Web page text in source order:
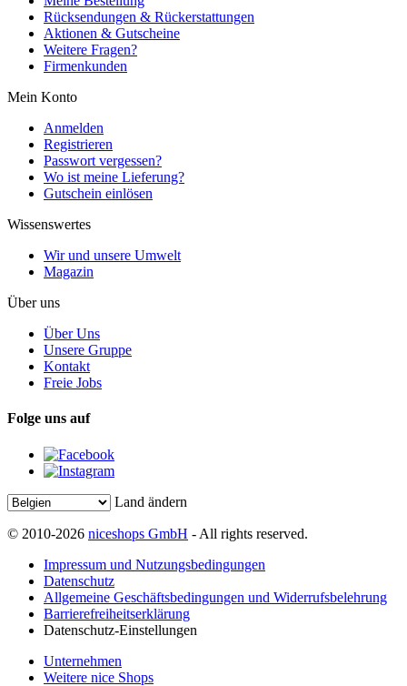
Rücksendungen & Rückerstattungen
Aktionen & Gutscheine
Weitere Fragen?
Firmenkunden
Mein Konto
Anmelden
Registrieren
Passwort vergessen?
Wo ist meine Lieferung?
Gutschein einlösen
Wissenswertes
Wir und unsere Umwelt
Magazin
Über uns
Über Uns
Unsere Gruppe
Kontakt
Freie Jobs
Folge uns auf
Land ändern
© 2010-2026 niceshops GmbH - All rights reserved.
Impressum und Nutzungsbedingungen
Datenschutz
Allgemeine Geschäftsbedingungen und Widerrufsbelehrung
Barrierefreiheitserklärung
Datenschutz-Einstellungen
Unternehmen
Weitere nice Shops